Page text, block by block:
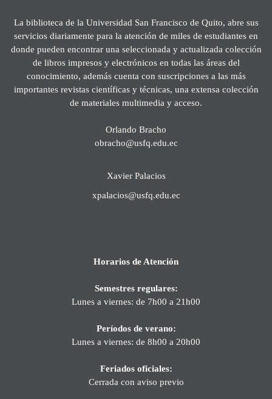
La biblioteca de la Universidad San Francisco de Quito, abre sus
servicios diariamente para la atención de miles de estudiantes en
donde pueden encontrar una seleccionada y actualizada colección
de libros impresos y electrónicos en todas las áreas del
conocimiento, además cuenta con suscripciones a las más
importantes revistas científicas y técnicas, una extensa colección
de materiales multimedia y acceso.
Orlando Bracho
obracho@usfq.edu.ec
Xavier Palacios
xpalacios@usfq.edu.ec
Horarios de Atención
Semestres regulares:
Lunes a viernes: de 7h00 a 21h00
Períodos de verano:
Lunes a viernes: de 8h00 a 20h00
Feriados oficiales:
Cerrada con aviso previo